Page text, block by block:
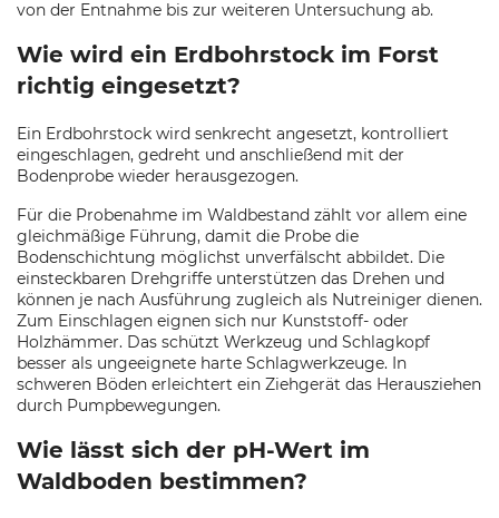
von der Entnahme bis zur weiteren Untersuchung ab.
Wie wird ein Erdbohrstock im Forst
richtig eingesetzt?
Ein Erdbohrstock wird senkrecht angesetzt, kontrolliert
eingeschlagen, gedreht und anschließend mit der
Bodenprobe wieder herausgezogen.
Für die Probenahme im Waldbestand zählt vor allem eine
gleichmäßige Führung, damit die Probe die
Bodenschichtung möglichst unverfälscht abbildet. Die
einsteckbaren Drehgriffe unterstützen das Drehen und
können je nach Ausführung zugleich als Nutreiniger dienen.
Zum Einschlagen eignen sich nur Kunststoff- oder
Holzhämmer. Das schützt Werkzeug und Schlagkopf
besser als ungeeignete harte Schlagwerkzeuge. In
schweren Böden erleichtert ein Ziehgerät das Herausziehen
durch Pumpbewegungen.
Wie lässt sich der pH-Wert im
Waldboden bestimmen?